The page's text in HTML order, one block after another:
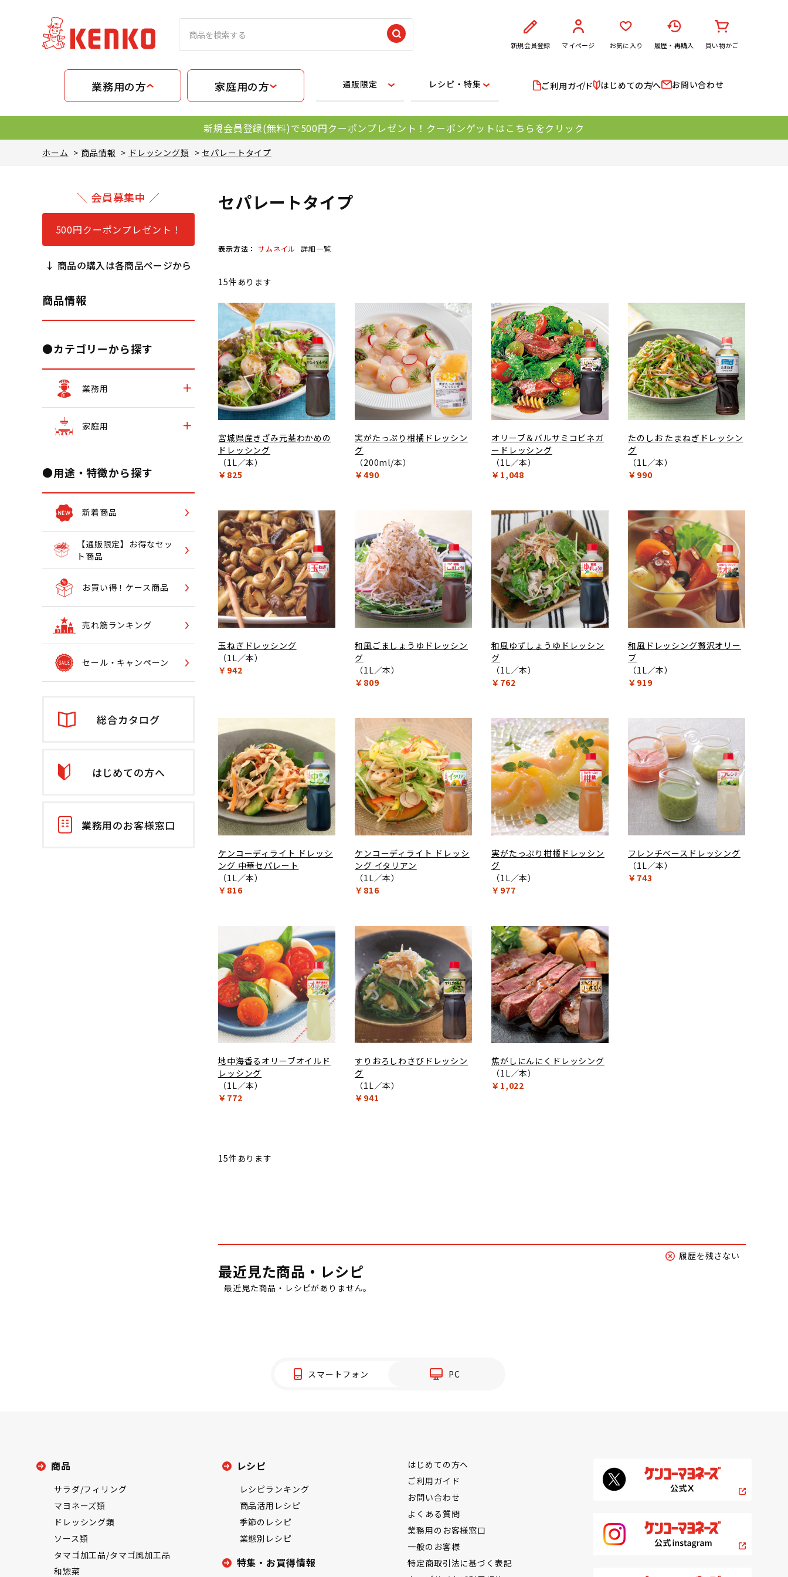
新規会員登録 マイページ お気に入り 履歴・再購入 買い物かご
業務用の方 家庭用の方 通販限定 レシピ・特集 ご利用ガイド はじめての方へ お問い合わせ
新規会員登録(無料)で500円クーポンプレゼント！クーポンゲットはこちらをクリック
ホーム > 商品情報 > ドレッシング類 >セパレートタイプ
＼ 会員募集中 ／
500円クーポンプレゼント！
↓ 商品の購入は各商品ページから
商品情報
●カテゴリーから探す
業務用
家庭用
●用途・特徴から探す
新着商品
【通販限定】お得なセッ
ト商品
お買い得！ケース商品
売れ筋ランキング
セール・キャンペーン
総合カタログ
はじめての方へ
業務用のお客様窓口
セパレートタイプ
表示方法： サムネイル 詳細一覧
15件あります
宮城県産きざみ元茎わかめの
ドレッシング
（1L／本）
￥825
実がたっぷり柑橘ドレッシン
グ
（200ml/本）
￥490
オリーブ＆バルサミコビネガ
ードレッシング
（1L／本）
￥1,048
たのしお たまねぎドレッシン
グ
（1L／本）
￥990
玉ねぎドレッシング
（1L／本）
￥942
和風ごましょうゆドレッシン
グ
（1L／本）
￥809
和風ゆずしょうゆドレッシン
グ
（1L／本）
￥762
和風ドレッシング贅沢オリー
ブ
（1L／本）
￥919
ケンコーディライト ドレッシ
ング 中華セパレート
（1L／本）
￥816
ケンコーディライト ドレッシ
ング イタリアン
（1L／本）
￥816
実がたっぷり柑橘ドレッシン
グ
（1L／本）
￥977
フレンチベースドレッシング
（1L／本）
￥743
地中海香るオリーブオイルド
レッシング
（1L／本）
￥772
すりおろしわさびドレッシン
グ
（1L／本）
￥941
焦がしにんにくドレッシング
（1L／本）
￥1,022
15件あります
最近見た商品・レシピ
最近見た商品・レシピがありません。
履歴を残さない
スマートフォン PC
商品
サラダ/フィリング
マヨネーズ類
ドレッシング類
ソース類
タマゴ加工品/タマゴ風加工品
和惣菜
レシピ
レシピランキング
商品活用レシピ
季節のレシピ
業態別レシピ
特集・お買得情報
はじめての方へ
ご利用ガイド
お問い合わせ
よくある質問
業務用のお客様窓口
一般のお客様
特定商取引法に基づく表記